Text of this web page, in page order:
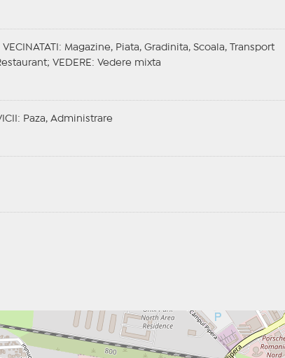
VECINATATI
: Magazine, Piata, Gradinita, Scoala, Transport
VEDERE : Vedere mixta
: Paza, Administrare